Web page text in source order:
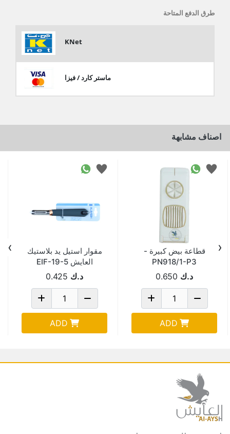
طرق الدفع المتاحة
KNet
ماستر كارد / فيزا
اصناف مشابهة
قطاعة بيض كبيرة -
PN918/1-P3
د.ك 0.650
ADD
مقوار استيل يد بلاستيك
العايش EIF-19-5
د.ك 0.425
ADD
‹
›